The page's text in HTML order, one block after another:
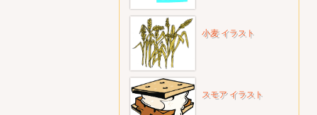
小麦 イラスト
スモア イラスト